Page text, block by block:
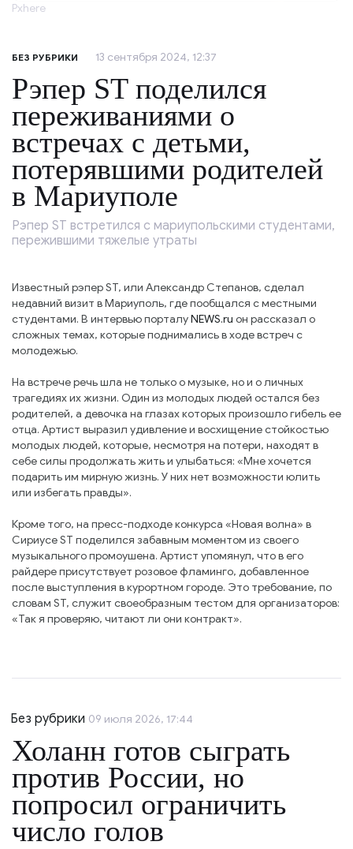
Pxhere
БЕЗ РУБРИКИ 13 сентября 2024, 12:37
Рэпер ST поделился
переживаниями о
встречах с детьми,
потерявшими родителей
в Мариуполе
Рэпер ST встретился с мариупольскими студентами,
пережившими тяжелые утраты
Известный рэпер ST, или Александр Степанов, сделал
недавний визит в Мариуполь, где пообщался с местными
студентами. В интервью порталуNEWS.ru он рассказал о
сложных темах, которые поднимались в ходе встреч с
молодежью.
На встрече речь шла не только о музыке, но и о личных
трагедиях их жизни. Один из молодых людей остался без
родителей, а девочка на глазах которых произошло гибель ее
отца. Артист выразил удивление и восхищение стойкостью
молодых людей, которые, несмотря на потери, находят в
себе силы продолжать жить и улыбаться: «Мне хочется
подарить им мирную жизнь. У них нет возможности юлить
или избегать правды».
Кроме того, на пресс-подходе конкурса «Новая волна» в
Сириусе ST поделился забавным моментом из своего
музыкального промоушена. Артист упомянул, что в его
райдере присутствует розовое фламинго, добавленное
после выступления в курортном городе. Это требование, по
словам ST, служит своеобразным тестом для организаторов:
«Так я проверяю, читают ли они контракт».
Без рубрики 09 июля 2026, 17:44
Холанн готов сыграть
против России, но
попросил ограничить
число голов